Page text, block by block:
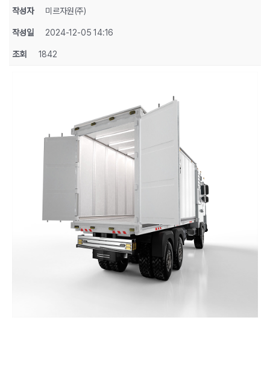
작성자 미르자원(주)
작성일 2024-12-05 14:16
조회 1842